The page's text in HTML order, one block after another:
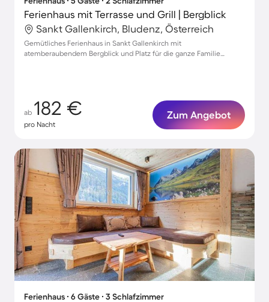
Ferienhaus mit Terrasse und Grill | Bergblick
Sankt Gallenkirch, Bludenz, Österreich
Gemütliches Ferienhaus in Sankt Gallenkirch mit
atemberaubendem Bergblick und Platz für die ganze Familie
ab 182 €
pro Nacht
Zum Angebot
Ferienhaus ∙ 6 Gäste ∙ 3 Schlafzimmer